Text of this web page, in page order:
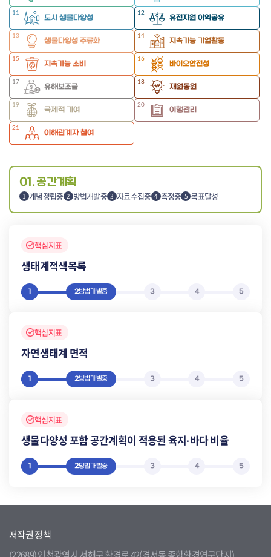
11
도시 생물다양성
12
유전자원 이익공유
13
생물다양성 주류화
14
지속가능 기업활동
15
지속가능 소비
16
바이오안전성
17
유해보조금
18
재원동원
19
국제적 기여
20
이행관리
21
이해관계자 참여
01. 공간계획
1 개념정립중 2 방법개발중 3 자료수집중 4 측정중 5 목표달성
핵심지표
생태계적색목록
1 2방법개발중 3 4 5
핵심지표
자연생태계 면적
1 2방법개발중 3 4 5
핵심지표
생물다양성 포함 공간계획이 적용된 육지·바다 비율
1 2방법개발중 3 4 5
저작권 정책